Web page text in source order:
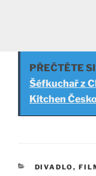
PŘEČTĚTE
Šéfkuchař z
Kitchen
RUBRIKY
DIVADLO,